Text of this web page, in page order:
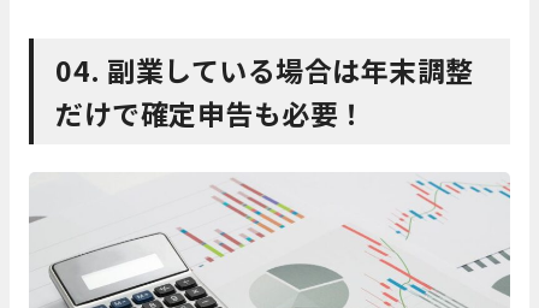
04. 副業している場合は年末調整
だけで確定申告も必要！